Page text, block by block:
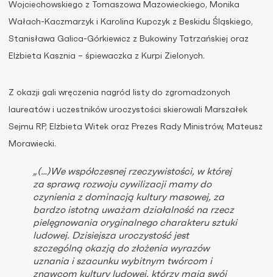
Wojciechowskiego z Tomaszowa Mazowieckiego, Monika
Wałach-Kaczmarzyk i Karolina Kupczyk z Beskidu Śląskiego,
Stanisława Galica-Górkiewicz z Bukowiny Tatrzańskiej oraz
Elżbieta Kasznia – śpiewaczka z Kurpi Zielonych.
Z okazji gali wręczenia nagród listy do zgromadzonych
laureatów i uczestników uroczystości skierowali Marszałek
Sejmu RP, Elżbieta Witek oraz Prezes Rady Ministrów, Mateusz
Morawiecki.
„(…)We współczesnej rzeczywistości, w której
za sprawą rozwoju cywilizacji mamy do
czynienia z dominacją kultury masowej, za
bardzo istotną uważam działalność na rzecz
pielęgnowania oryginalnego charakteru sztuki
ludowej. Dzisiejsza uroczystość jest
szczególną okazją do złożenia wyrazów
uznania i szacunku wybitnym twórcom i
znawcom kultury ludowej, którzy mają swój